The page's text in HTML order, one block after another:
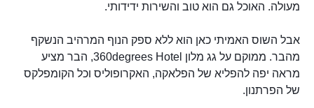
מעולה. האוכל גם הוא טוב והשירות ידידותי.
אבל השוס האמיתי כאן הוא ללא ספק הנוף המרהיב הנשקף
מהבר. ממוקם על גג מלון 360degrees Hotel, הבר מציע
מראה יפה להפליא של הפלאקה, האקרופוליס וכל הקומפלקס
של הפרתנון.